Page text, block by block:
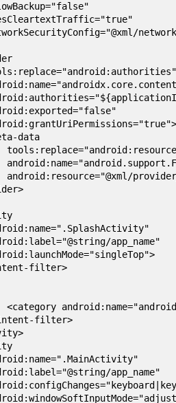
app_name"
filter>
filter>
app_name"